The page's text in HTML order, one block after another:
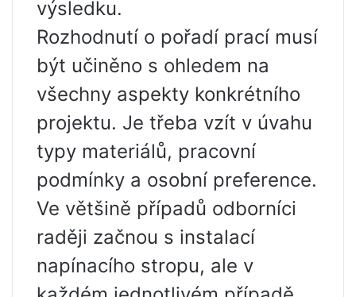
výsledku.
Rozhodnutí o pořadí prací musí
být učiněno s ohledem na
všechny aspekty konkrétního
projektu. Je třeba vzít v úvahu
typy materiálů, pracovní
podmínky a osobní preference.
Ve většině případů odborníci
raději začnou s instalací
napínacího stropu, ale v